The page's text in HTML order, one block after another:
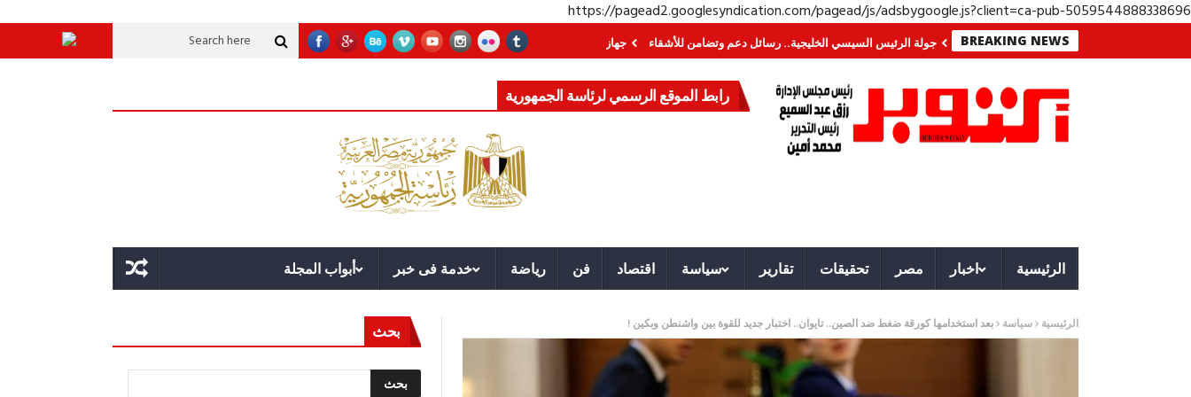
https://pagead2.googlesyndication.com/pagead/js/adsbygoogle.js?client=ca-pub-5059544888338696
BREAKING NEWS
معركة لا تُرى.. وحراس لا ينامون جولة الرئيس السيسي الخليجية.. رسائل دعم وتضامن للأشقاء جهاز مستقبل مصر نموذجا.. لماذا تُنشئ الدول كيانات تنموية عملاقة؟ قوة الدولة.. عندما يصبح التخطيط خط الدفاع الأول القيادة
رابط الموقع الرسمي لرئاسة الجمهورية
الرئيسية اخبار مصر تحقيقات تقارير سياسة اقتصاد فن رياضة خدمة فى خبر أبواب المجلة
الرئيسية سياسة بعد استخدامها كورقة ضغط ضد الصين.. تايوان.. اختبار جديد للقوة بين واشنطن وبكين ! بحث